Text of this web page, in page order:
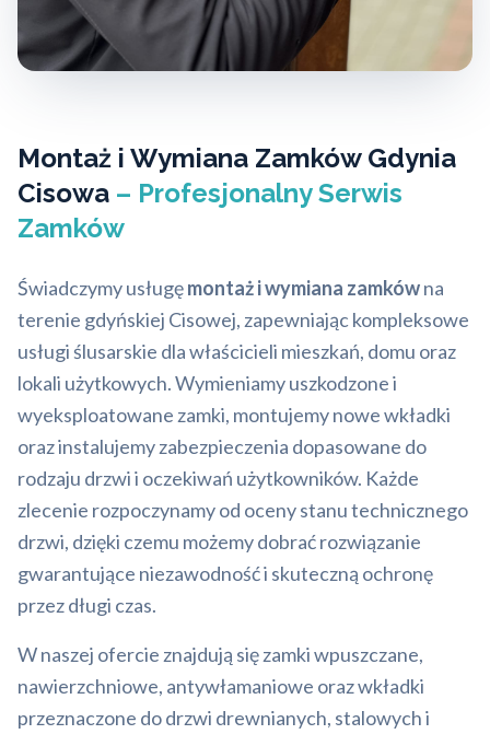
Montaż i Wymiana Zamków Gdynia
Cisowa – Profesjonalny Serwis
Zamków
Świadczymy usługęmontaż i wymiana zamkówna
terenie gdyńskiej Cisowej, zapewniając kompleksowe
usługi ślusarskie dla właścicieli mieszkań, domu oraz
lokali użytkowych. Wymieniamy uszkodzone i
wyeksploatowane zamki, montujemy nowe wkładki
oraz instalujemy zabezpieczenia dopasowane do
rodzaju drzwi i oczekiwań użytkowników. Każde
zlecenie rozpoczynamy od oceny stanu technicznego
drzwi, dzięki czemu możemy dobrać rozwiązanie
gwarantujące niezawodność i skuteczną ochronę
przez długi czas.
W naszej ofercie znajdują się zamki wpuszczane,
nawierzchniowe, antywłamaniowe oraz wkładki
przeznaczone do drzwi drewnianych, stalowych i